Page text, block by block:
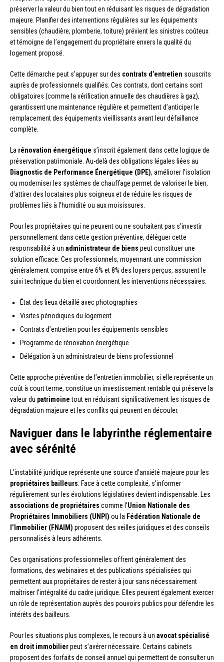
préserver la valeur du bien tout en réduisant les risques de dégradation
majeure. Planifier des interventions régulières sur les équipements
sensibles (chaudière, plomberie, toiture) prévient les sinistres coûteux
et témoigne de l’engagement du propriétaire envers la qualité du
logement proposé.
Cette démarche peut s’appuyer sur des contrats d’entretien souscrits
auprès de professionnels qualifiés. Ces contrats, dont certains sont
obligatoires (comme la vérification annuelle des chaudières à gaz),
garantissent une maintenance régulière et permettent d’anticiper le
remplacement des équipements vieillissants avant leur défaillance
complète.
La rénovation énergétique s’inscrit également dans cette logique de
préservation patrimoniale. Au-delà des obligations légales liées au
Diagnostic de Performance Énergétique (DPE), améliorer l’isolation
ou moderniser les systèmes de chauffage permet de valoriser le bien,
d’attirer des locataires plus soigneux et de réduire les risques de
problèmes liés à l’humidité ou aux moisissures.
Pour les propriétaires qui ne peuvent ou ne souhaitent pas s’investir
personnellement dans cette gestion préventive, déléguer cette
responsabilité à un administrateur de biens peut constituer une
solution efficace. Ces professionnels, moyennant une commission
généralement comprise entre 6% et 8% des loyers perçus, assurent le
suivi technique du bien et coordonnent les interventions nécessaires.
État des lieux détaillé avec photographies
Visites périodiques du logement
Contrats d’entretien pour les équipements sensibles
Programme de rénovation énergétique
Délégation à un administrateur de biens professionnel
Cette approche préventive de l’entretien immobilier, si elle représente un
coût à court terme, constitue un investissement rentable qui préserve la
valeur du patrimoinetout en réduisant significativement les risques de
dégradation majeure et les conflits qui peuvent en découler.
Naviguer dans le labyrinthe réglementaire
avec sérénité
L’instabilité juridique représente une source d’anxiété majeure pour les
propriétaires bailleurs . Face à cette complexité, s’informer
régulièrement sur les évolutions législatives devient indispensable. Les
associations de propriétaires comme l’Union Nationale des
Propriétaires Immobiliers (UNPI) ou la Fédération Nationale de
l’Immobilier (FNAIM) proposent des veilles juridiques et des conseils
personnalisés à leurs adhérents.
Ces organisations professionnelles offrent généralement des
formations, des webinaires et des publications spécialisées qui
permettent aux propriétaires de rester à jour sans nécessairement
maîtriser l’intégralité du cadre juridique. Elles peuvent également exercer
un rôle de représentation auprès des pouvoirs publics pour défendre les
intérêts des bailleurs.
Pour les situations plus complexes, le recours à un avocat spécialisé
en droit immobilierpeut s’avérer nécessaire. Certains cabinets
proposent des forfaits de conseil annuel qui permettent de consulter un